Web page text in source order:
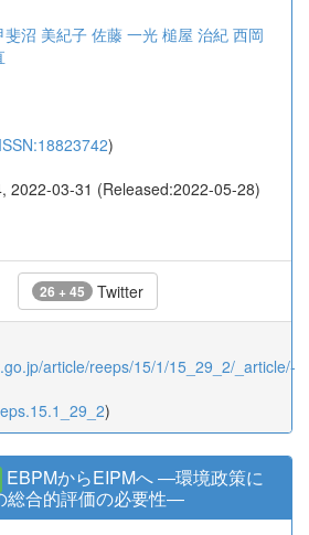
斐沼 美紀子 佐藤 一光 槌屋 治紀 西岡
ISSN:18823742)
2022-03-31 (Released:2022-05-28)
26 + 45 Twitter
article/reeps/15/1/15_29_2/_article/-
)
EBPMからEIPMへ ―環境政策に
総合的評価の必要性―